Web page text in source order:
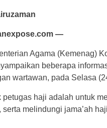
—
Agama (Kemenag)
beberapa
wartawan, pada Selasa
petugas haji adalah untuk
melindungi jama’ah